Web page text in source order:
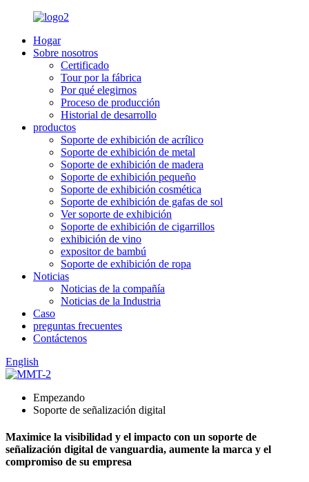
Hogar
Sobre nosotros
Certificado
Tour por la fábrica
Por qué elegirnos
Proceso de producción
Historial de desarrollo
productos
Soporte de exhibición de acrílico
Soporte de exhibición de metal
Soporte de exhibición de madera
Soporte de exhibición pequeño
Soporte de exhibición cosmética
Soporte de exhibición de gafas de sol
Ver soporte de exhibición
Soporte de exhibición de cigarrillos
exhibición de vino
expositor de bambú
Soporte de exhibición de ropa
Noticias
Noticias de la compañía
Noticias de la Industria
Caso
preguntas frecuentes
Contáctenos
English
Empezando
Soporte de señalización digital
Maximice la visibilidad y el impacto con un soporte de
señalización digital de vanguardia, aumente la marca y el
compromiso de su empresa